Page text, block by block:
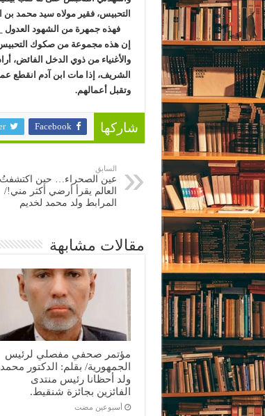
التحبيس، فقير مولاه سيد محمد
فهذه جمهرة من الشهود العدول
إن هذه مجموعة من صكوك التحبيس
والأغنياء من ذوي الدخل الفائض،
الشريف، إذا مات ابن آدم انقطع
وتقبل أعمالهم.
شاركها Facebook
السابق
عين الصحراء… حين
العالم يقرأ أرضي أكثر مني!/
المرابط ولد محمد لخديم
مقالات مشابهة
مؤتمر صحفي مفصلي لرئيس
الجمهورية/ بقلم: الدكتور محمد
ولد أحظانا رئيس منتدى
الفائزين بجائزة شنقيط.
‏أسبوعين مضت